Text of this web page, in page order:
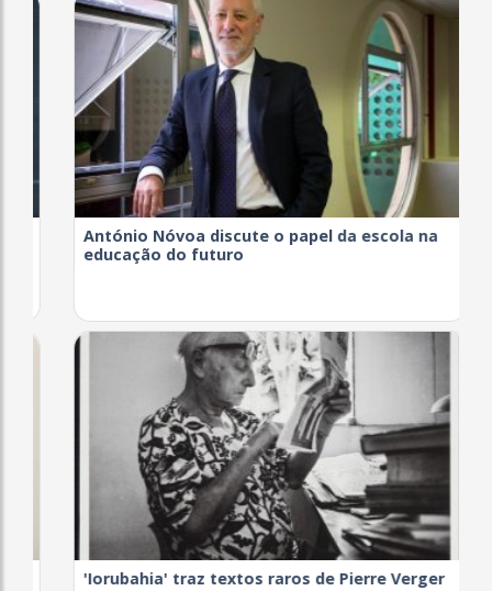
António Nóvoa discute o papel da escola na
educação do futuro
'Iorubahia' traz textos raros de Pierre Verger